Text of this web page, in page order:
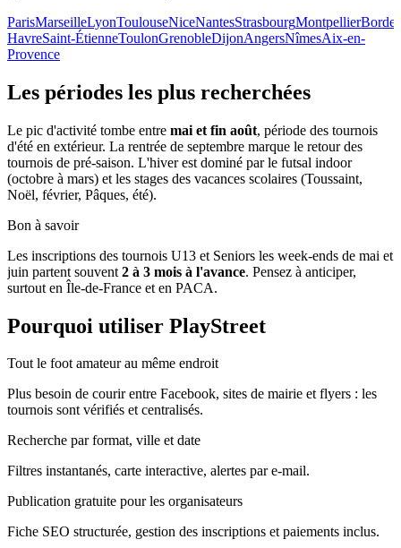
ParisMarseilleLyonToulouseNiceNantesStrasbourgMontpellier
HavreSaint-ÉtienneToulonGrenobleDijonAngersNîmesAix-en-
Provence
Les périodes les plus recherchées
Le pic d'activité tombe entre mai et fin août, période des tournois
d'été en extérieur. La rentrée de septembre marque le retour des
tournois de pré-saison. L'hiver est dominé par le futsal indoor
(octobre à mars) et les stages des vacances scolaires (Toussaint,
Noël, février, Pâques, été).
Bon à savoir
Les inscriptions des tournois U13 et Seniors les week-ends de mai et
juin partent souvent 2 à 3 mois à l'avance. Pensez à anticiper,
surtout en Île-de-France et en PACA.
Pourquoi utiliser PlayStreet
Tout le foot amateur au même endroit
Plus besoin de courir entre Facebook, sites de mairie et flyers : les
tournois sont vérifiés et centralisés.
Recherche par format, ville et date
Filtres instantanés, carte interactive, alertes par e-mail.
Publication gratuite pour les organisateurs
Fiche SEO structurée, gestion des inscriptions et paiements inclus.